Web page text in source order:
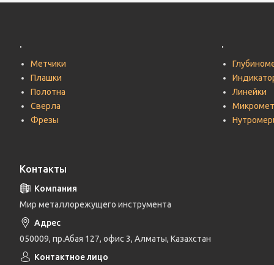
.
Метчики
Плашки
Полотна
Сверла
Фрезы
.
Линейки
Контакты
Мир металлорежущего инструмента
050009, пр.Абая 127, офис 3, Алматы, Казахстан